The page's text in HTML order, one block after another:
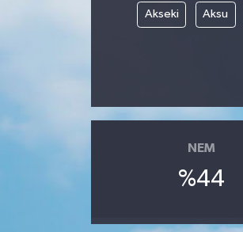
Akseki Aksu
NEM
%44